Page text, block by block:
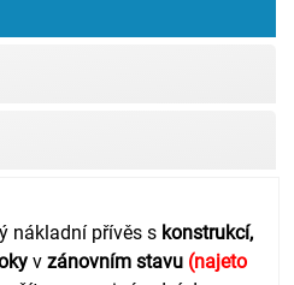
nákladní přívěs s konstrukcí,
vzánovním stavu (najeto